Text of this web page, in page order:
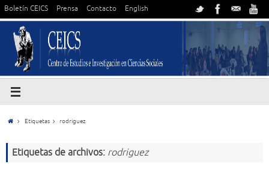
Boletín CEICS Prensa Contacto English
Etiquetas rodriguez
Etiquetas de archivos: rodriguez